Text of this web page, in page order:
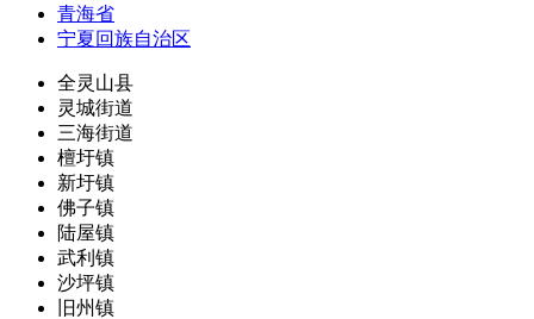
青海省
宁夏回族自治区
全灵山县
灵城街道
三海街道
檀圩镇
新圩镇
佛子镇
陆屋镇
武利镇
沙坪镇
旧州镇